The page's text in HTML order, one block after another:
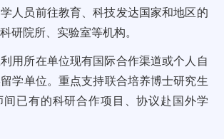
人员前往教育、科技发达国家和地区的
研院所、实验室等机构。
用所在单位现有国际合作渠道或个人自
学单位。重点支持联合培养博士研究生
间已有的科研合作项目、协议赴国外学